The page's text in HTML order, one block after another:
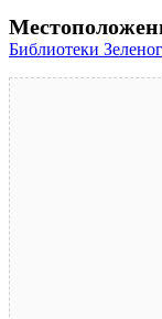
Библиотеки